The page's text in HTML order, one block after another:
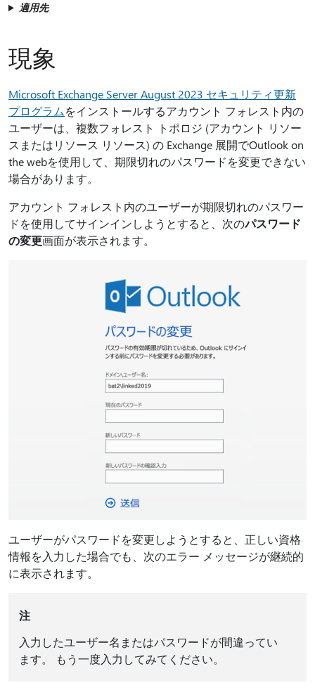
適用先
現象
Microsoft Exchange Server August 2023 セキュリティ更新
プログラムをインストールするアカウント フォレスト内の
ユーザーは、複数フォレスト トポロジ (アカウント リソー
スまたはリソース リソース) の Exchange 展開でOutlook on
the webを使用して、期限切れのパスワードを変更できない
場合があります。
アカウント フォレスト内のユーザーが期限切れのパスワー
ドを使用してサインインしようとすると、次のパスワード
の変更画面が表示されます。
ユーザーがパスワードを変更しようとすると、正しい資格
情報を入力した場合でも、次のエラー メッセージが継続的
に表示されます。
注
入力したユーザー名またはパスワードが間違ってい
ます。 もう一度入力してみてください。